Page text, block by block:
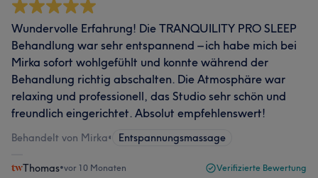
Wundervolle Erfahrung! Die TRANQUILITY PRO SLEEP
Behandlung war sehr entspannend – ich habe mich bei
Mirka sofort wohlgefühlt und konnte während der
Behandlung richtig abschalten. Die Atmosphäre war
relaxing und professionell, das Studio sehr schön und
freundlich eingerichtet. Absolut empfehlenswert!
Behandelt von Mirka• Entspannungsmassage
Thomas•vor 10 Monaten Verifizierte Bewertung